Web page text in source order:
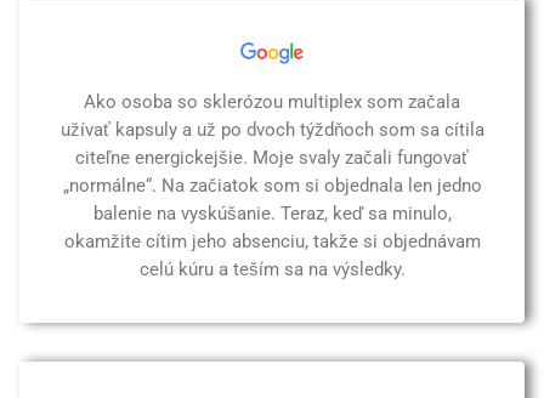
Ako osoba so sklerózou multiplex som začala
užívať kapsuly a už po dvoch týždňoch som sa cítila
citeľne energickejšie. Moje svaly začali fungovať
„normálne“. Na začiatok som si objednala len jedno
balenie na vyskúšanie. Teraz, keď sa minulo,
okamžite cítim jeho absenciu, takže si objednávam
celú kúru a teším sa na výsledky.